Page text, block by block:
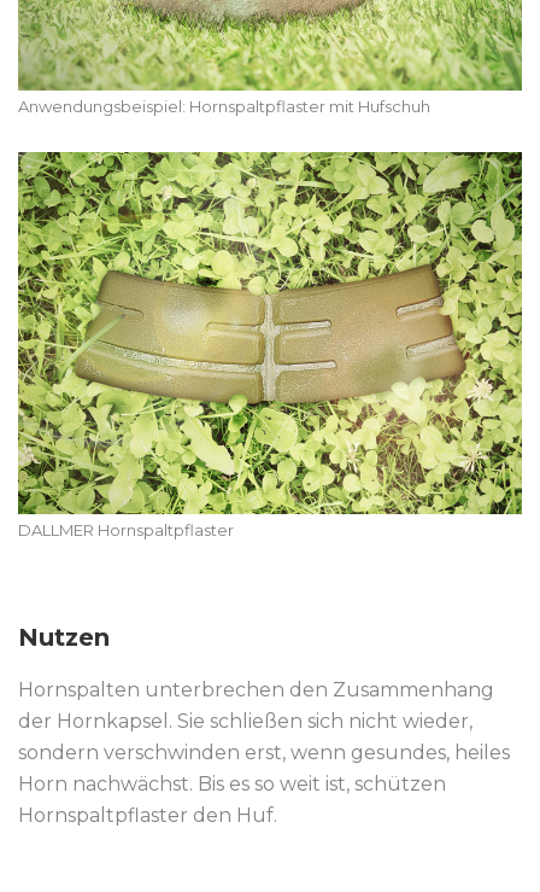
Anwendungsbeispiel: Hornspaltpflaster mit Hufschuh
DALLMER Hornspaltpflaster
Nutzen
Hornspalten unterbrechen den Zusammenhang
der Hornkapsel. Sie schließen sich nicht wieder,
sondern verschwinden erst, wenn gesundes, heiles
Horn nachwächst. Bis es so weit ist, schützen
Hornspaltpflaster den Huf.